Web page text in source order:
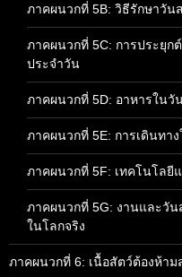
ภาคผนวกที่ 5B: วิธีรักษาวัน
ภาคผนวกที่ 5C: การประยุก
ประจำวัน
ภาคผนวกที่ 5D: อาหารใน
ภาคผนวกที่ 5E: การเดินทา
ภาคผนวกที่ 5F: เทคโนโลยี
ภาคผนวกที่ 5G: งานและวั
ในโลกจริง
ภาคผนวกที่ 6: เนื้อสัตว์ต้องห้า